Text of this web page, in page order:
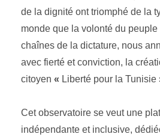
de la dignité ont triomphé de la
monde que la volonté du
chaînes de la dictature, nous
avec fierté et conviction, la
citoyen « Liberté pour la Tunisie
Cet observatoire se veut une
indépendante et inclusive,